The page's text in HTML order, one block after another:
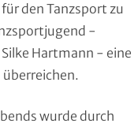
den Tanzsport zu
-
Hartmann - eine
überreichen.
wurde durch